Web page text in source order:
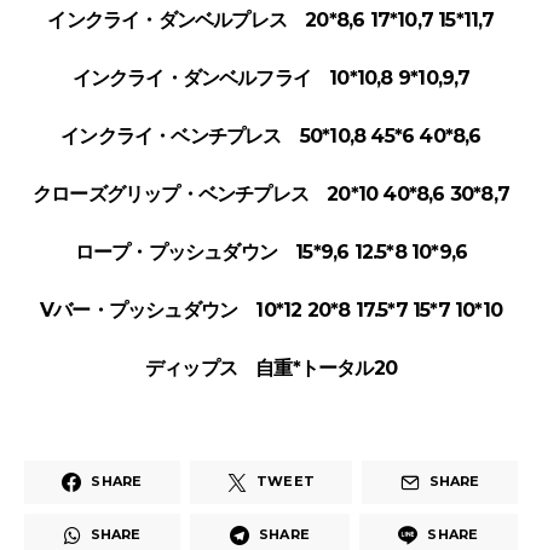
インクライ・ダンベルプレス 20*8,6 17*10,7 15*11,7
インクライ・ダンベルフライ 10*10,8 9*10,9,7
インクライ・ベンチプレス 50*10,8 45*6 40*8,6
クローズグリップ・ベンチプレス 20*10 40*8,6 30*8,7
ロープ・プッシュダウン 15*9,6 12.5*8 10*9,6
Vバー・プッシュダウン 10*12 20*8 17.5*7 15*7 10*10
ディップス 自重*トータル20
SHARE TWEET SHARE
SHARE SHARE SHARE